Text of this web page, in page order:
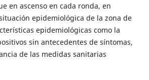
en ascenso en cada ronda, en
epidemiológica de la zona de
epidemiológicas como la
sin antecedentes de síntomas,
de las medidas sanitarias